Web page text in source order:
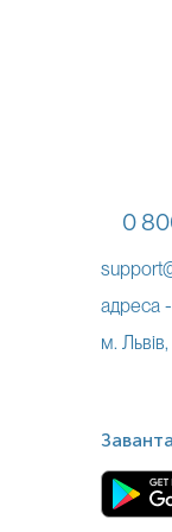
0
адреса
м.